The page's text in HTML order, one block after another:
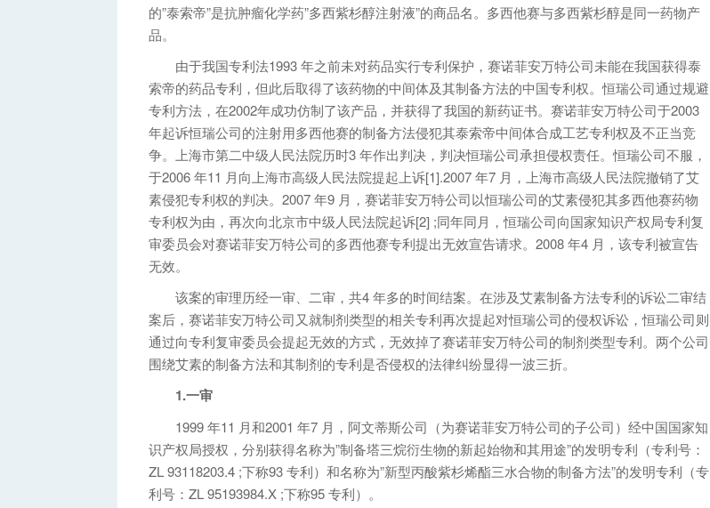
的”泰索帝”是抗肿瘤化学药”多西紫杉醇注射液”的商品名。多西他赛与多西紫杉醇是同一药物产
品。
由于我国专利法1993 年之前未对药品实行专利保护，赛诺菲安万特公司未能在我国获得泰
索帝的药品专利，但此后取得了该药物的中间体及其制备方法的中国专利权。恒瑞公司通过规避
专利方法，在2002年成功仿制了该产品，并获得了我国的新药证书。赛诺菲安万特公司于2003
年起诉恒瑞公司的注射用多西他赛的制备方法侵犯其泰索帝中间体合成工艺专利权及不正当竞
争。上海市第二中级人民法院历时3 年作出判决，判决恒瑞公司承担侵权责任。恒瑞公司不服，
于2006 年11 月向上海市高级人民法院提起上诉[1].2007 年7 月，上海市高级人民法院撤销了艾
素侵犯专利权的判决。2007 年9 月，赛诺菲安万特公司以恒瑞公司的艾素侵犯其多西他赛药物
专利权为由，再次向北京市中级人民法院起诉[2] ;同年同月，恒瑞公司向国家知识产权局专利复
审委员会对赛诺菲安万特公司的多西他赛专利提出无效宣告请求。2008 年4 月，该专利被宣告
无效。
该案的审理历经一审、二审，共4 年多的时间结案。在涉及艾素制备方法专利的诉讼二审结
案后，赛诺菲安万特公司又就制剂类型的相关专利再次提起对恒瑞公司的侵权诉讼，恒瑞公司则
通过向专利复审委员会提起无效的方式，无效掉了赛诺菲安万特公司的制剂类型专利。两个公司
围绕艾素的制备方法和其制剂的专利是否侵权的法律纠纷显得一波三折。
1.一审
1999 年11 月和2001 年7 月，阿文蒂斯公司（为赛诺菲安万特公司的子公司）经中国国家知
识产权局授权，分别获得名称为”制备塔三烷衍生物的新起始物和其用途”的发明专利（专利号：
ZL 93118203.4 ;下称93 专利）和名称为”新型丙酸紫杉烯酯三水合物的制备方法”的发明专利（专
利号：ZL 95193984.X ;下称95 专利）。